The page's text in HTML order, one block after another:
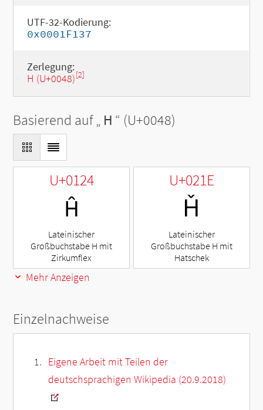
UTF-32-Kodierung:
0x0001F137
Zerlegung:
H (U+0048)[2]
Basierend auf „ H “ (U+0048)
U+0124
Ĥ
Lateinischer
Großbuchstabe H mit
Zirkumflex
U+021E
Ȟ
Lateinischer
Großbuchstabe H mit
Hatschek
Mehr Anzeigen
Einzelnachweise
Eigene Arbeit mit Teilen der
deutschsprachigen Wikipedia (20.9.2018)